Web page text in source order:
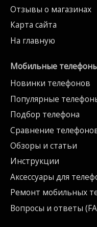
Отзывы о магазинах
Карта сайта
На главную
Мобильные
Новинки телефонов
Популярные
Подбор телефона
Сравнение
Обзоры и статьи
Инструкции
Аксессуары для
Ремонт мобильных
Вопросы и ответы